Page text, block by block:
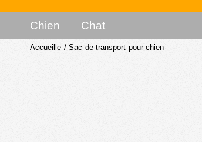
Chien
Chat
Accueille / Sac de transport pour chien